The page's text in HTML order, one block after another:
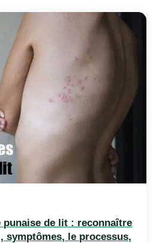
punaise de lit : reconnaître
symptômes, le processus,